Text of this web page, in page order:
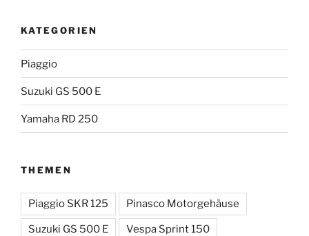
KATEGORIEN
Piaggio
Suzuki GS 500 E
Yamaha RD 250
THEMEN
Piaggio SKR 125 Pinasco Motorgehäuse
Suzuki GS 500 E Vespa Sprint 150